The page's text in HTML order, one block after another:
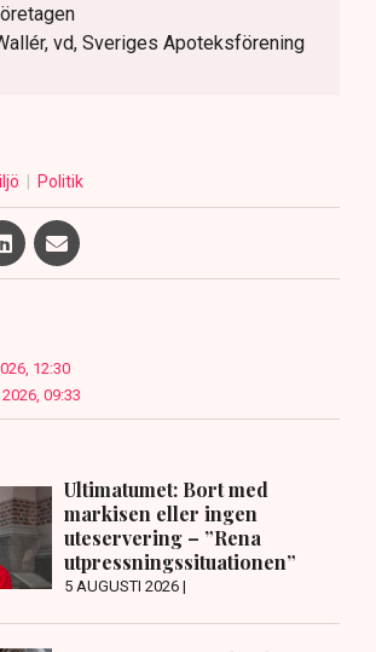
vd, Sveriges Apoteksförening
Politik
12:30
09:33
Ultimatumet: Bort med
markisen eller ingen
uteservering – ”Rena
utpressningssituationen”
5 AUGUSTI 2026 |